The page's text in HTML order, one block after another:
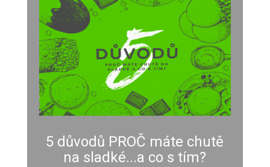
5 důvodů PROČ máte chutě
na sladké...a co s tím?